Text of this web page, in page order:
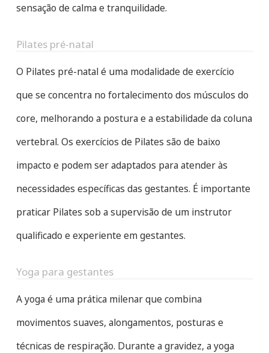
sensação de calma e tranquilidade.
Pilates pré-natal
O Pilates pré-natal é uma modalidade de exercício
que se concentra no fortalecimento dos músculos do
core, melhorando a postura e a estabilidade da coluna
vertebral. Os exercícios de Pilates são de baixo
impacto e podem ser adaptados para atender às
necessidades específicas das gestantes. É importante
praticar Pilates sob a supervisão de um instrutor
qualificado e experiente em gestantes.
Yoga para gestantes
A yoga é uma prática milenar que combina
movimentos suaves, alongamentos, posturas e
técnicas de respiração. Durante a gravidez, a yoga